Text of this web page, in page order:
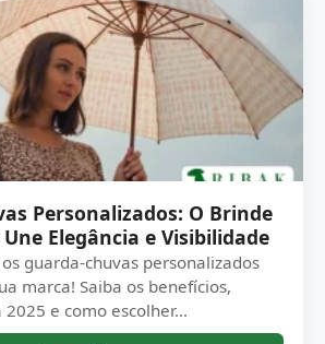
Personalizados: O Brinde
Elegância e Visibilidade
guarda-chuvas personalizados
marca! Saiba os benefícios,
e como escolher...